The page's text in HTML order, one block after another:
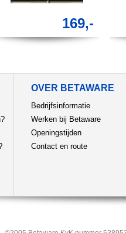
169,-
OVER BETAWARE
Bedrijfsinformatie
Werken bij Betaware
Openingstijden
Contact en route